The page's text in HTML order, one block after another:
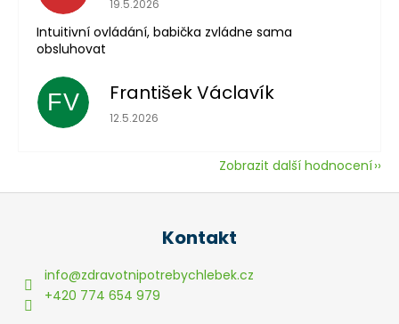
19.5.2026
Intuitivní ovládání, babička zvládne sama
obsluhovat
FV František Václavík
Hodnocení obchodu je 5 z 5 hvězdiček.
12.5.2026
Zobrazit další hodnocení
Kontakt
info@zdravotnipotrebychlebek.cz
+420 774 654 979